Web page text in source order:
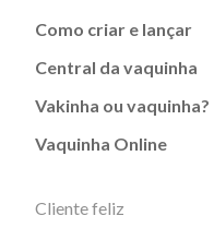
Como criar e lançar
Central da vaquinha
Vakinha ou vaquinha?
Vaquinha Online
Cliente feliz